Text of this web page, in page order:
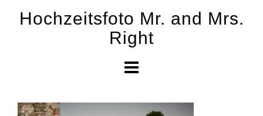
Hochzeitsfoto Mr. and Mrs.
Right